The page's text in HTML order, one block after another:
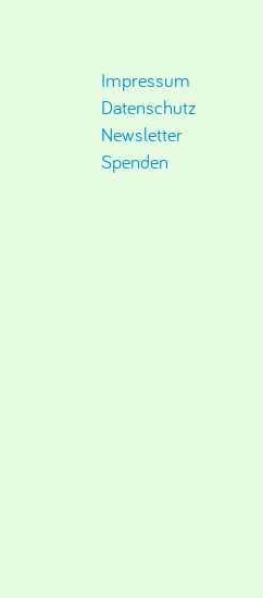
Impressum
Datenschutz
Newsletter
Spenden